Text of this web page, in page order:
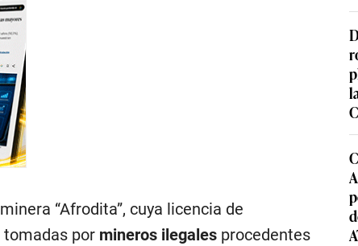
“Afrodita”, cuya licencia de
por mineros ilegales procedentes